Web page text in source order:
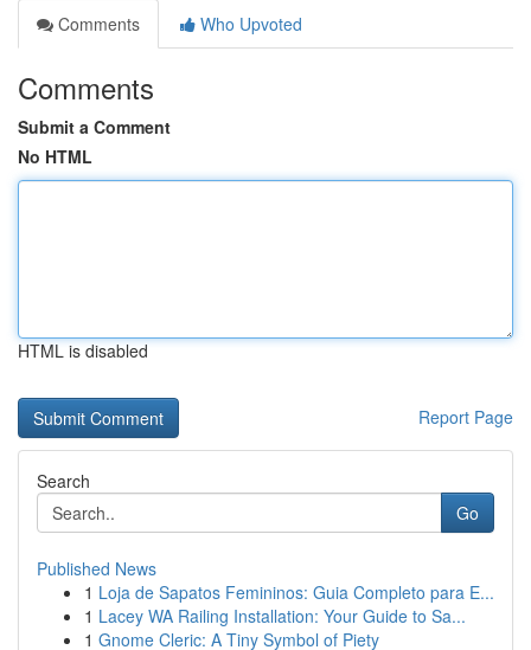
Comments
Who Upvoted
Comments
Submit a Comment
No HTML
HTML is disabled
Report Page
Search
Go
Published News
1 Loja de Sapatos Femininos: Guia Completo para E...
1 Lacey WA Railing Installation: Your Guide to Sa...
1 Gnome Cleric: A Tiny Symbol of Piety